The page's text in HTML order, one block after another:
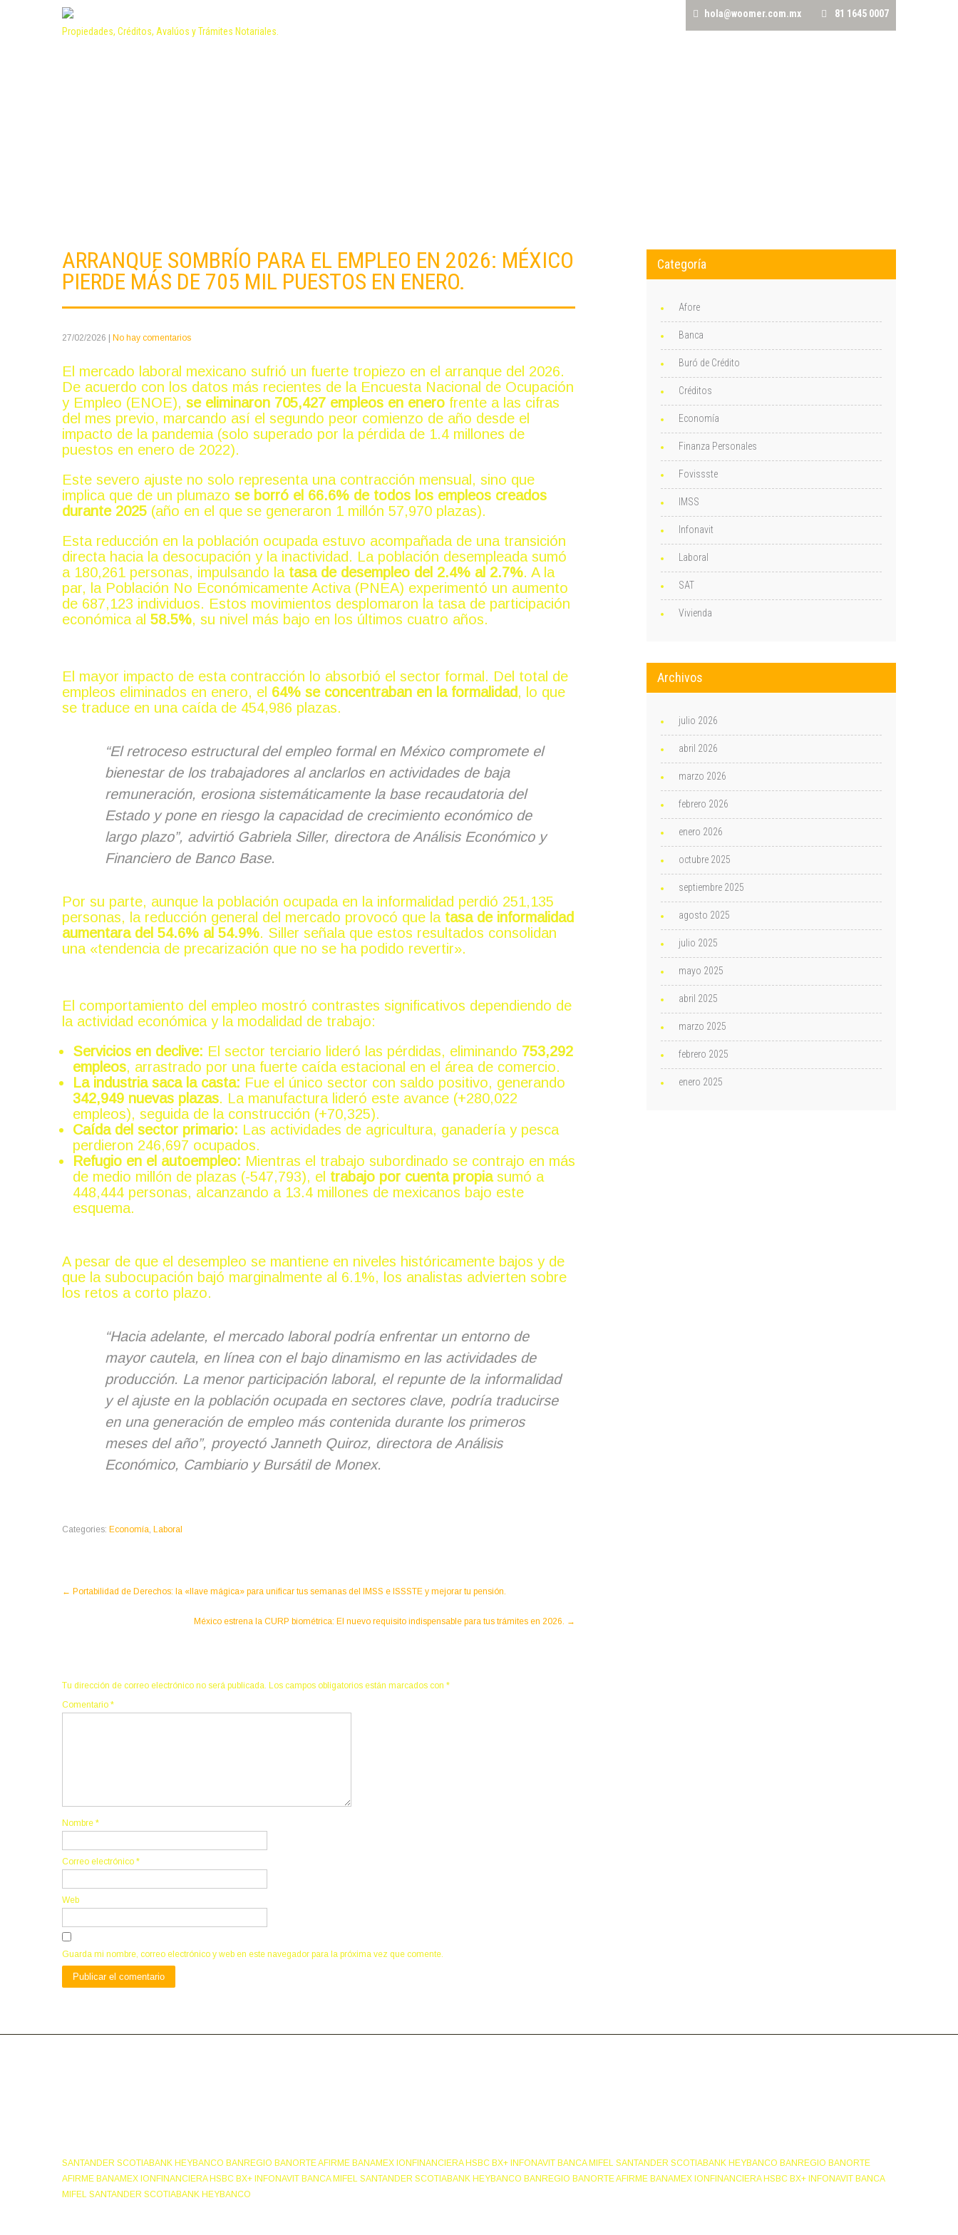
Propiedades, Créditos, Avalúos y Trámites Notariales.
hola@woomer.com.mx 81 1645 0007
ARRANQUE SOMBRÍO PARA EL EMPLEO EN 2026: MÉXICO
PIERDE MÁS DE 705 MIL PUESTOS EN ENERO.
27/02/2026 No hay comentarios
El mercado laboral mexicano sufrió un fuerte tropiezo en el arranque del 2026.
De acuerdo con los datos más recientes de la Encuesta Nacional de Ocupación
y Empleo (ENOE), se eliminaron 705,427 empleos en enero frente a las cifras
del mes previo, marcando así el segundo peor comienzo de año desde el
impacto de la pandemia (solo superado por la pérdida de 1.4 millones de
puestos en enero de 2022).
Este severo ajuste no solo representa una contracción mensual, sino que
implica que de un plumazo se borró el 66.6% de todos los empleos creados
durante 2025 (año en el que se generaron 1 millón 57,970 plazas).
Esta reducción en la población ocupada estuvo acompañada de una transición
directa hacia la desocupación y la inactividad. La población desempleada sumó
a 180,261 personas, impulsando la tasa de desempleo del 2.4% al 2.7%. A la
par, la Población No Económicamente Activa (PNEA) experimentó un aumento
de 687,123 individuos. Estos movimientos desplomaron la tasa de participación
económica al 58.5%, su nivel más bajo en los últimos cuatro años.
El mayor impacto de esta contracción lo absorbió el sector formal. Del total de
empleos eliminados en enero, el 64% se concentraban en la formalidad, lo que
se traduce en una caída de 454,986 plazas.
“El retroceso estructural del empleo formal en México compromete el
bienestar de los trabajadores al anclarlos en actividades de baja
remuneración, erosiona sistemáticamente la base recaudatoria del
Estado y pone en riesgo la capacidad de crecimiento económico de
largo plazo”, advirtió Gabriela Siller, directora de Análisis Económico y
Financiero de Banco Base.
Por su parte, aunque la población ocupada en la informalidad perdió 251,135
personas, la reducción general del mercado provocó que la tasa de informalidad
aumentara del 54.6% al 54.9%. Siller señala que estos resultados consolidan
una «tendencia de precarización que no se ha podido revertir».
El comportamiento del empleo mostró contrastes significativos dependiendo de
la actividad económica y la modalidad de trabajo:
Servicios en declive: El sector terciario lideró las pérdidas, eliminando 753,292
empleos, arrastrado por una fuerte caída estacional en el área de comercio.
La industria saca la casta: Fue el único sector con saldo positivo, generando
342,949 nuevas plazas. La manufactura lideró este avance (+280,022
empleos), seguida de la construcción (+70,325).
Caída del sector primario: Las actividades de agricultura, ganadería y pesca
perdieron 246,697 ocupados.
Refugio en el autoempleo: Mientras el trabajo subordinado se contrajo en más
de medio millón de plazas (-547,793), el trabajo por cuenta propiasumó a
448,444 personas, alcanzando a 13.4 millones de mexicanos bajo este
esquema.
A pesar de que el desempleo se mantiene en niveles históricamente bajos y de
que la subocupación bajó marginalmente al 6.1%, los analistas advierten sobre
los retos a corto plazo.
“Hacia adelante, el mercado laboral podría enfrentar un entorno de
mayor cautela, en línea con el bajo dinamismo en las actividades de
producción. La menor participación laboral, el repunte de la informalidad
y el ajuste en la población ocupada en sectores clave, podría traducirse
en una generación de empleo más contenida durante los primeros
meses del año”, proyectó Janneth Quiroz, directora de Análisis
Económico, Cambiario y Bursátil de Monex.
Categories: Economía, Laboral
Post
← Portabilidad de Derechos: la «llave mágica» para unificar tus semanas del IMSS e ISSSTE y mejorar tu pensión.
México estrena la CURP biométrica: El nuevo requisito indispensable para tus trámites en 2026. →
Tu dirección de correo electrónico no será publicada. Los campos obligatorios están marcados con *
Comentario *
Nombre *
Correo electrónico *
Web
Guarda mi nombre, correo electrónico y web en este navegador para la próxima vez que comente.
Categoría
Afore
Banca
Buró de Crédito
Créditos
Economía
Finanza Personales
Fovissste
IMSS
Infonavit
Laboral
SAT
Vivienda
Archivos
julio 2026
abril 2026
marzo 2026
febrero 2026
enero 2026
octubre 2025
septiembre 2025
agosto 2025
julio 2025
mayo 2025
abril 2025
marzo 2025
febrero 2025
enero 2025
SANTANDER SCOTIABANK HEYBANCO BANREGIO BANORTE AFIRME BANAMEX IONFINANCIERA HSBC BX+ INFONAVIT BANCA MIFEL SANTANDER SCOTIABANK HEYBANCO BANREGIO BANORTE
AFIRME BANAMEX IONFINANCIERA HSBC BX+ INFONAVIT BANCA MIFEL SANTANDER SCOTIABANK HEYBANCO BANREGIO BANORTE AFIRME BANAMEX IONFINANCIERA HSBC BX+ INFONAVIT BANCA
MIFEL SANTANDER SCOTIABANK HEYBANCO